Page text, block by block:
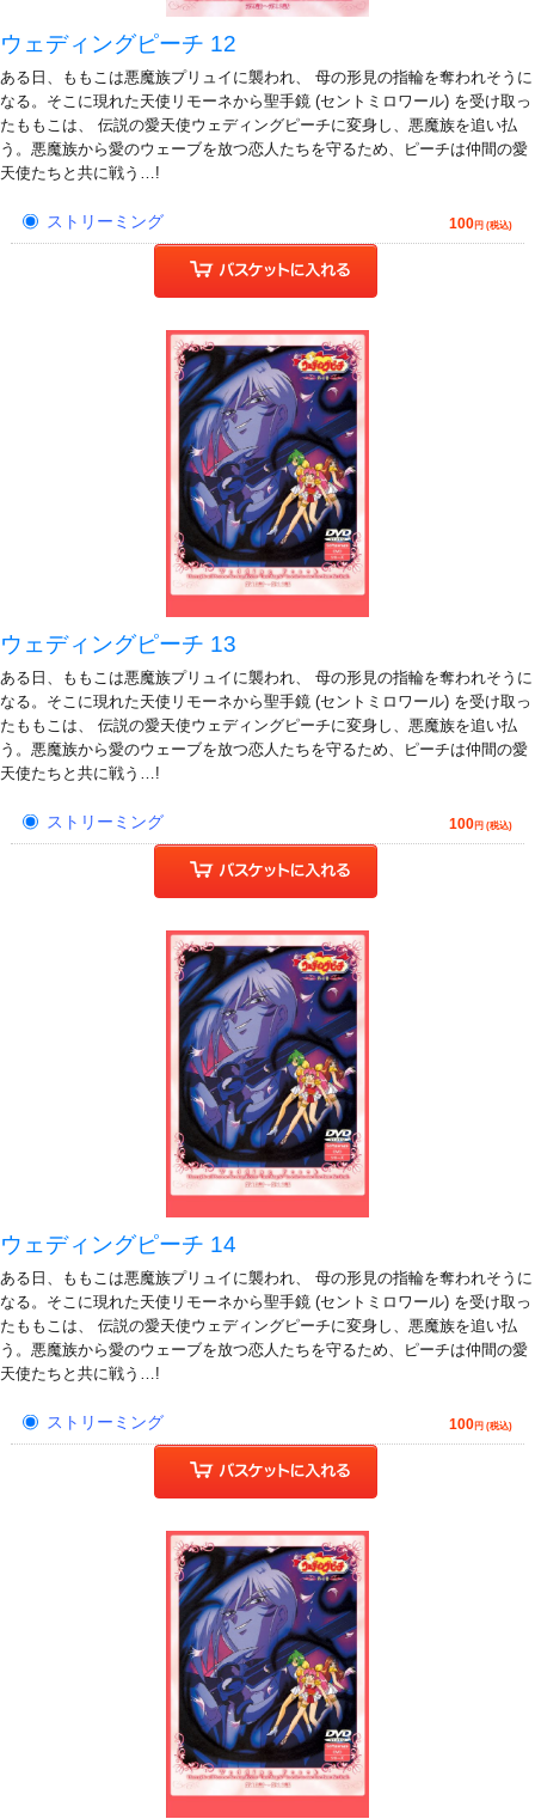
ウェディングピーチ 12
ある日、ももこは悪魔族プリュイに襲われ、 母の形見の指輪を奪われそうに
なる。そこに現れた天使リモーネから聖手鏡 (セントミロワール) を受け取っ
たももこは、 伝説の愛天使ウェディングピーチに変身し、悪魔族を追い払
う。悪魔族から愛のウェーブを放つ恋人たちを守るため、ピーチは仲間の愛
天使たちと共に戦う…!
ストリーミング 100円 (税込)
ウェディングピーチ 13
ある日、ももこは悪魔族プリュイに襲われ、 母の形見の指輪を奪われそうに
なる。そこに現れた天使リモーネから聖手鏡 (セントミロワール) を受け取っ
たももこは、 伝説の愛天使ウェディングピーチに変身し、悪魔族を追い払
う。悪魔族から愛のウェーブを放つ恋人たちを守るため、ピーチは仲間の愛
天使たちと共に戦う…!
ストリーミング 100円 (税込)
ウェディングピーチ 14
ある日、ももこは悪魔族プリュイに襲われ、 母の形見の指輪を奪われそうに
なる。そこに現れた天使リモーネから聖手鏡 (セントミロワール) を受け取っ
たももこは、 伝説の愛天使ウェディングピーチに変身し、悪魔族を追い払
う。悪魔族から愛のウェーブを放つ恋人たちを守るため、ピーチは仲間の愛
天使たちと共に戦う…!
ストリーミング 100円 (税込)